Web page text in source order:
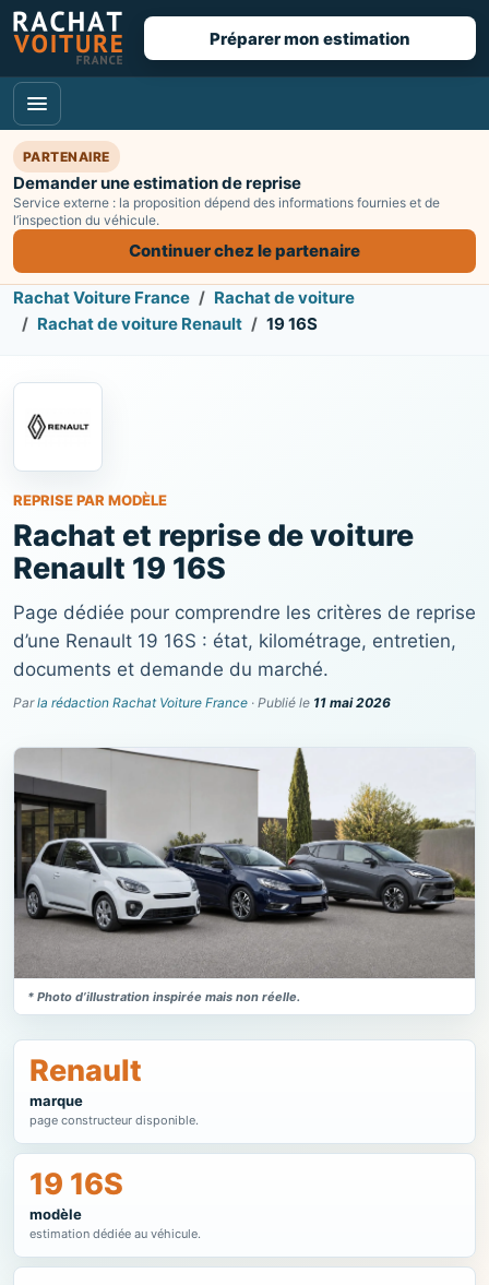
Préparer mon estimation
PARTENAIRE
Demander une estimation de reprise
Service externe : la proposition dépend des informations fournies et de
l’inspection du véhicule.
Continuer chez le partenaire
Rachat Voiture France
Rachat de voiture
Rachat de voiture Renault
19 16S
REPRISE PAR MODÈLE
Rachat et reprise de voiture
Renault 19 16S
Page dédiée pour comprendre les critères de reprise
d’une Renault 19 16S : état, kilométrage, entretien,
documents et demande du marché.
Parla rédaction Rachat Voiture France · Publié le 11 mai 2026
* Photo d’illustration inspirée mais non réelle.
Renault
marque
page constructeur disponible.
19 16S
modèle
estimation dédiée au véhicule.